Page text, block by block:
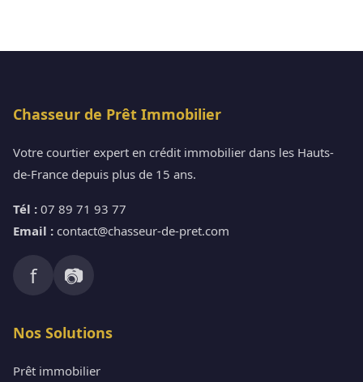
Chasseur de Prêt Immobilier
Votre courtier expert en crédit immobilier dans les Hauts-
de-France depuis plus de 15 ans.
Tél : 07 89 71 93 77
Email : contact@chasseur-de-pret.com
f 📷
Nos Solutions
Prêt immobilier